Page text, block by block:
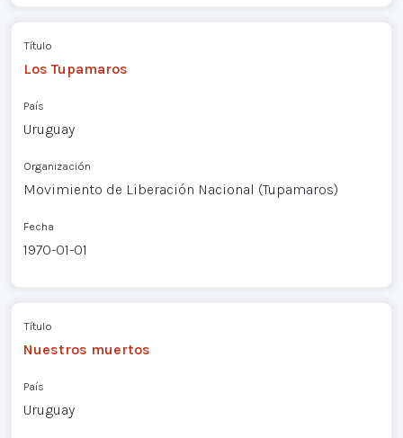
Título
Los Tupamaros
País
Uruguay
Organización
Movimiento de Liberación Nacional (Tupamaros)
Fecha
1970-01-01
Título
Nuestros muertos
País
Uruguay